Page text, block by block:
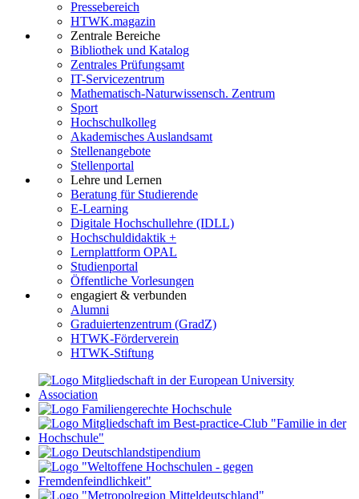
Pressebereich
HTWK.magazin
Zentrale Bereiche
Bibliothek und Katalog
Zentrales Prüfungsamt
IT-Servicezentrum
Mathematisch-Naturwissensch. Zentrum
Sport
Hochschulkolleg
Akademisches Auslandsamt
Stellenangebote
Stellenportal
Lehre und Lernen
Beratung für Studierende
E-Learning
Digitale Hochschullehre (IDLL)
Hochschuldidaktik +
Lernplattform OPAL
Studienportal
Öffentliche Vorlesungen
engagiert & verbunden
Alumni
Graduiertenzentrum (GradZ)
HTWK-Förderverein
HTWK-Stiftung